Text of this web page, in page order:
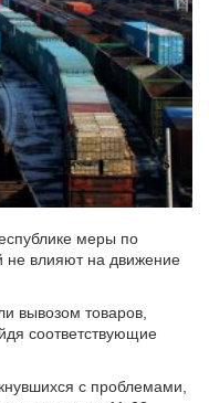
меры по
не влияют на движение
вывозом товаров,
соответствующие
с проблемами,